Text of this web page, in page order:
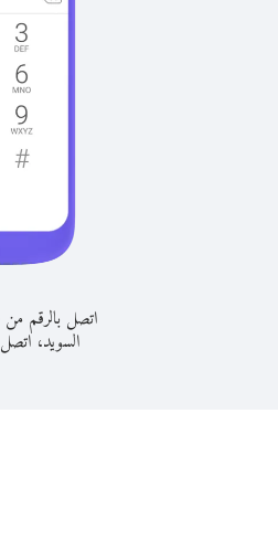
اتصل بالرقم من
السويد،